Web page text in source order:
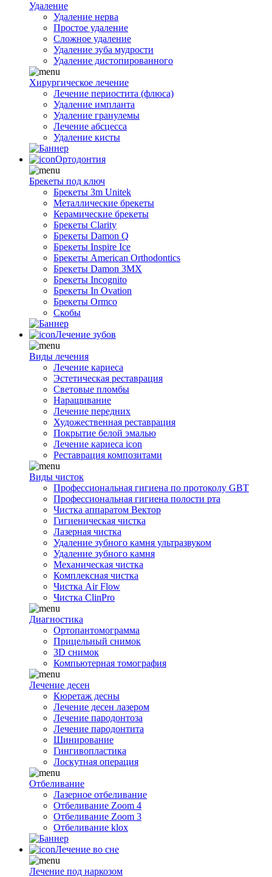
Удаление
Удаление нерва
Простое удаление
Сложное удаление
Удаление зуба мудрости
Удаление дистопированного
Хирургическое лечение
Лечение периостита (флюса)
Удаление импланта
Удаление гранулемы
Лечение абсцесса
Удаление кисты
Ортодонтия
Брекеты под ключ
Брекеты 3m Unitek
Металлические брекеты
Керамические брекеты
Брекеты Clarity
Брекеты Damon Q
Брекеты Inspire Ice
Брекеты American Orthodontics
Брекеты Damon 3MX
Брекеты Incognito
Брекеты In Ovation
Брекеты Ormco
Скобы
Лечение зубов
Виды лечения
Лечение кариеса
Эстетическая реставрация
Световые пломбы
Наращивание
Лечение передних
Художественная реставрация
Покрытие белой эмалью
Лечение кариеса icon
Реставрация композитами
Виды чисток
Профессиональная гигиена по протоколу GBT
Профессиональная гигиена полости рта
Чистка аппаратом Вектор
Гигиеническая чистка
Лазерная чистка
Удаление зубного камня ультразвуком
Удаление зубного камня
Механическая чистка
Комплексная чистка
Чистка Air Flow
Чистка ClinPro
Диагностика
Ортопантомограмма
Прицельный снимок
3D снимок
Компьютерная томография
Лечение десен
Кюретаж десны
Лечение десен лазером
Лечение пародонтоза
Лечение пародонтита
Шинирование
Гингивопластика
Лоскутная операция
Отбеливание
Лазерное отбеливание
Отбеливание Zoom 4
Отбеливание Zoom 3
Отбеливание klox
Лечение во сне
Лечение под наркозом